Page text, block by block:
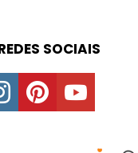
SOCIAIS
instagrampinterestyoutube